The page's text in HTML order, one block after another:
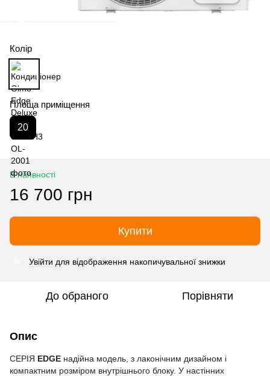
Колір
Площа приміщення
20
В наявності
16 700 грн
Купити
Увійти для відображення накопичувальної знижки
До обраного Порівняти
Опис
СЕРІЯ EDGE надійна модель, з лаконічним дизайном і
компактним розміром внутрішнього блоку. У настінних